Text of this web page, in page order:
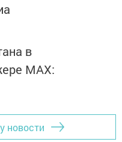
в
MАХ:
новости